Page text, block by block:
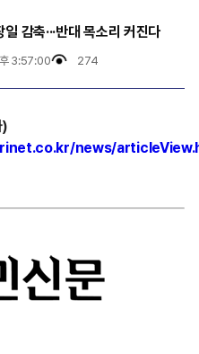
감축···반대 목소리 커진다
3:57:00 274
)
news/